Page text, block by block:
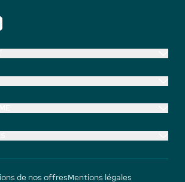
de nos offresMentions légales